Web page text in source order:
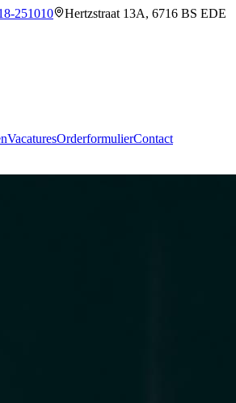
251010 Hertzstraat 13A, 6716 BS EDE
VacaturesOrderformulierContact